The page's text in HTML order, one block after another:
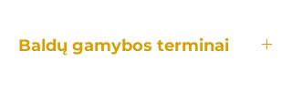
Baldų gamybos terminai